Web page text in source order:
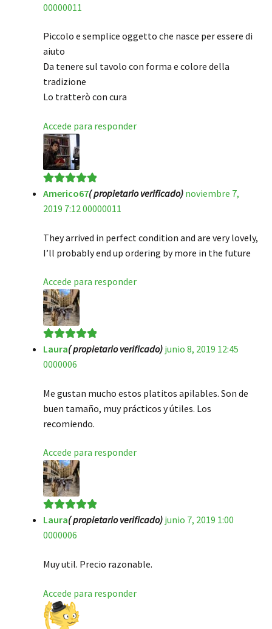
de 5
00000011
Piccolo e semplice oggetto che nasce per essere di
aiuto
Da tenere sul tavolo con forma e colore della
tradizione
Lo tratterò con cura
Accede para responder
Valorado en5
de 5
Americo67( propietario verificado) noviembre 7,
2019 7:12 00000011
They arrived in perfect condition and are very lovely,
I’ll probably end up ordering by more in the future
Accede para responder
Valorado en5
de 5
Laura( propietario verificado) junio 8, 2019 12:45
0000006
Me gustan mucho estos platitos apilables. Son de
buen tamaño, muy prácticos y útiles. Los
recomiendo.
Accede para responder
Valorado en5
de 5
Laura( propietario verificado) junio 7, 2019 1:00
0000006
Muy util. Precio razonable.
Accede para responder